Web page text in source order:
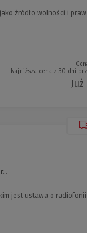
źródło wolności i
Najniższa cena z 30 dni
jest ustawa o